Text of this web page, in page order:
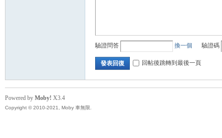
驗證問答 換一個 驗證碼
發表回復 回帖後跳轉到最後一頁
Powered by Moby! X3.4
Copyright © 2010-2021, Moby 車無限.